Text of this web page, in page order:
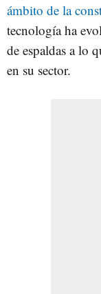
ámbito de la
tecnología ha
de espaldas a lo
en su sector.